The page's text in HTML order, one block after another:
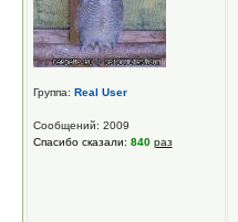
Группа: Real User
Сообщений: 2009
Спасибо сказали: 840 раз